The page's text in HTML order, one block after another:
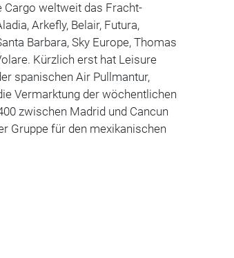
Cargo weltweit das Fracht-
Arkefly, Belair, Futura,
Barbara, Sky Europe, Thomas
Kürzlich erst hat Leisure
spanischen Air Pullmantur,
Vermarktung der wöchentlichen
zwischen Madrid und Cancun
Gruppe für den mexikanischen